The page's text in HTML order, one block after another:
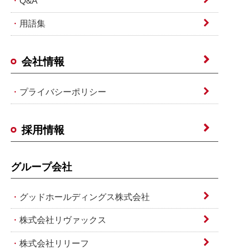
用語集
会社情報
プライバシーポリシー
採用情報
グループ会社
グッドホールディングス株式会社
株式会社リヴァックス
株式会社リリーフ